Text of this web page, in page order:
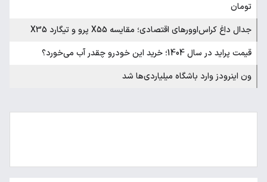
تومان
جدال داغ کراس‌اوورهای اقتصادی؛ مقایسه X55 پرو و تیگارد X35
قیمت پراید در سال 1404؛ خرید این خودرو چقدر آب می‌خورد؟
ون اینرودز وارد باشگاه میلیاردی‌ها شد